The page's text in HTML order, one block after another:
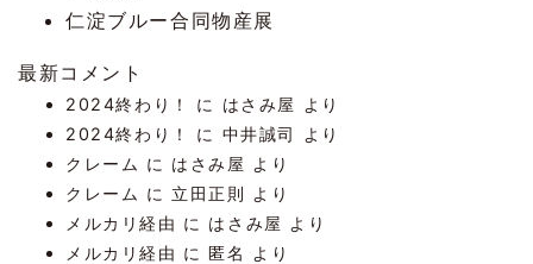
仁淀ブルー合同物産展
最新コメント
2024終わり！ に はさみ屋
より
2024終わり！
に 中井誠司
より
クレーム に はさみ屋 より
クレーム に 立田正則 より
メルカリ経由 に はさみ屋 より
メルカリ経由 に匿名
より